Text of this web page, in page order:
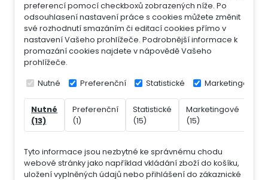
preferencí pomocí checkboxů zobrazených níže. Po
odsouhlasení nastavení práce s cookies můžete změnit
své rozhodnutí smazáním či editací cookies přímo v
nastavení Vašeho prohlížeče. Podrobnější informace k
promazání cookies najdete v nápovědě Vašeho
prohlížeče.
Nutné Preferenční Statistické Marketingové
Nutné
(13)
Preferenční
(1)
Statistické
(15)
Marketingové
(15)
Tyto informace jsou nezbytné ke správnému chodu
webové stránky jako například vkládání zboží do košíku,
uložení vyplněných údajů nebo přihlášení do zákaznické